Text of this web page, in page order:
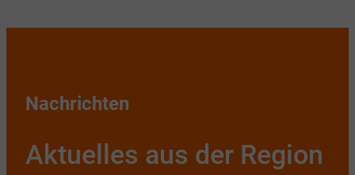
Nachrichten
Aktuelles aus der Region